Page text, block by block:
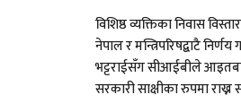
विशिष्ठ व्यक्तिका निवास
नेपाल र मन्त्रिपरिषद्बाटै
भट्टराईसँग सीआईबीले
सरकारी साक्षीका रुपमा